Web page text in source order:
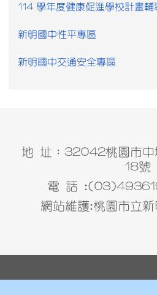
114 學年度健康促進學校計畫輔
新明國中性平專區
新明國中交通安全專區
地 址：32042桃園市
18號
電 話
網站維護:桃園市立